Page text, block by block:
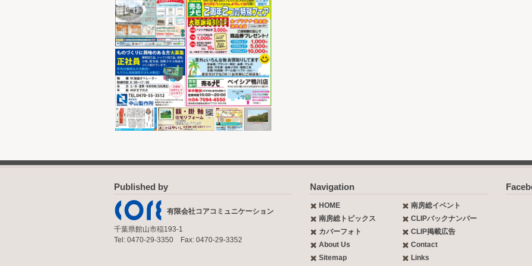
Published by
有限会社コアコミュニケーション
千葉県館山市稲193-1
Tel: 0470-29-3350 Fax: 0470-29-3352
Navigation
HOME
南房総イベント
南房総トピックス
CLIPバックナンバー
カバーフォト
CLIP掲載広告
About Us
Contact
Sitemap
Links